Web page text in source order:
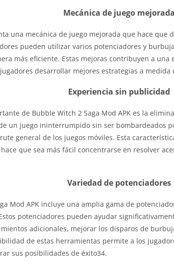
Mecánica de juego mejorada
una mecánica de juego mejorada que hace que
pueden utilizar varios potenciadores y
más eficiente. Estas mejoras contribuyen a
desarrollar mejores estrategias a
Experiencia sin publicidad
de Bubble Witch 2 Saga Mod APK es la
un juego ininterrumpido sin ser bombardeados
general de los juegos móviles. Esta
que sea más fácil concentrarse en resolver
Variedad de potenciadores
Mod APK incluye una amplia gama de
potenciadores pueden ayudar
adicionales, mejorar los disparos de
de estas herramientas permite a los
sus posibilidades de éxito34.